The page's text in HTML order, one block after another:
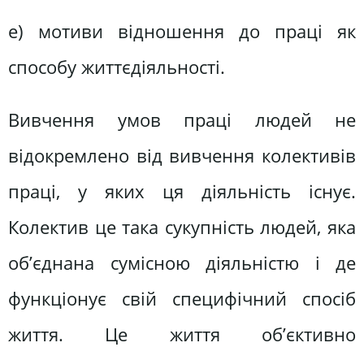
е) мотиви відношення до праці як
способу життєдіяльності.
Вивчення умов праці людей не
відокремлено від вивчення колективів
праці, у яких ця діяльність існує.
Колектив це така сукупність людей, яка
об’єднана сумісною діяльністю і де
функціонує свій специфічний спосіб
життя. Це життя об’єктивно